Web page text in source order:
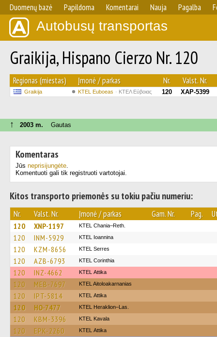
Duomenų bazė Papildoma Komentarai Nauja Pagalba
Autobusų transportas
Graikija, Hispano Cierzo Nr. 120
Regionas (miestas) Įmonė / parkas Nr. Valst. Nr.
Graikija ΚΤΕL Euboeas ΚΤΕΛ Εύβοιας 120 XAP-5399
↑ 2003 m. Gautas
Komentaras
Jūs neprisijungėte.
Komentuoti gali tik registruoti vartotojai.
Kitos transporto priemonės su tokiu pačiu numeriu:
Nr. Valst. Nr. Įmonė / parkas Gam. Nr. Pag.
120 XNP-1197 KTEL Chania–Reth.
120 INM-5929 KTEL Ioannina
120 KZM-8656 KTEL Serres
120 AZB-6793 KTEL Corinthia
120 INZ-4662 KΤΕL Αttika
120 MEB-7697 KTEL Aitoloakarnanias
120 IPT-5814 KΤΕL Αttika
120 HO-7477 KTEL Heraklion–Las.
120 KBM-3396 KTEL Kavala
120 EPK-2260 KΤΕL Αttika